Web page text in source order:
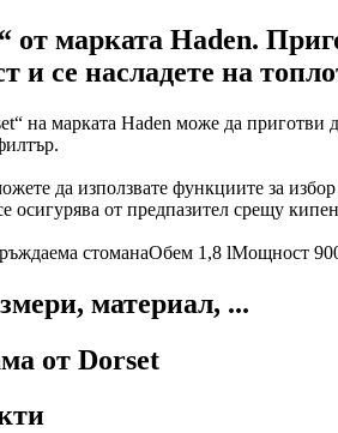
марката Haden.
и се насладете на
на марката Haden може да
да използвате функциите за
осигурява от предпазител срещу
стоманаОбем 1,8 lМощност
материал, ...
от Dorset